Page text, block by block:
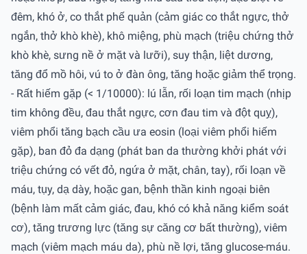
đêm, khó ở, co thắt phế quản (cảm giác co thắt ngực, thở
ngắn, thở khò khè), khô miệng, phù mạch (triệu chứng thở
khò khè, sưng nề ở mặt và lưỡi), suy thận, liệt dương,
tăng đổ mồ hôi, vú to ở đàn ông, tăng hoặc giảm thể trọng.
- Rất hiếm gặp (< 1/10000): lú lẫn, rối loạn tim mạch (nhịp
tim không đều, đau thắt ngực, cơn đau tim và đột quỵ),
viêm phổi tăng bạch cầu ưa eosin (loại viêm phổi hiếm
gặp), ban đỏ đa dạng (phát ban da thường khởi phát với
triệu chứng có vết đỏ, ngứa ở mặt, chân, tay), rối loạn về
máu, tụy, dạ dày, hoặc gan, bệnh thần kinh ngoại biên
(bệnh làm mất cảm giác, đau, khó có khả năng kiểm soát
cơ), tăng trương lực (tăng sự căng cơ bất thường), viêm
mạch (viêm mạch máu da), phù nề lợi, tăng glucose-máu.